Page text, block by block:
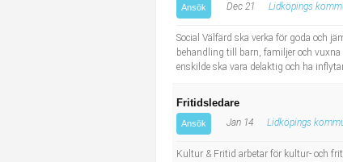
Ansök Dec 21 Lidköpings
Social Välfärd ska verka för goda och
behandling till barn, familjer och
enskilde ska vara delaktig och ha
Fritidsledare
Ansök Jan 14 Lidköpings
Kultur & Fritid arbetar för kultur- och